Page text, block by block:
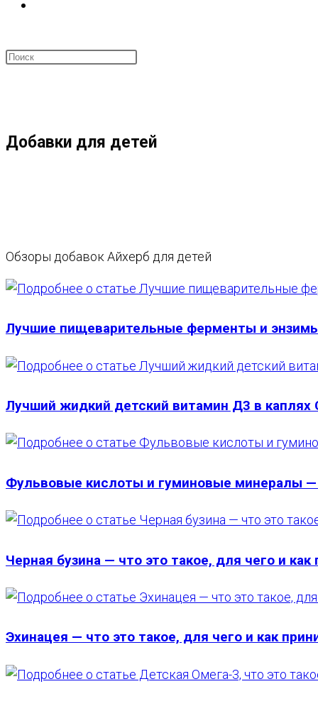
ПОИСК
Добавки для детей
Обзоры добавок Айхерб для детей
Лучшие пищеварительные ферменты и
Лучший жидкий детский витамин Д3 в каплях
Фульвовые кислоты и гуминовые минералы —
Черная бузина — что это такое, для чего и как
Эхинацея — что это такое, для чего и как